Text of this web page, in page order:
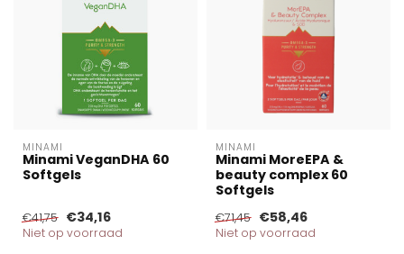
MINAMI
Minami VeganDHA 60
Softgels
€41,75 €34,16
Niet op voorraad
MINAMI
Minami MoreEPA &
beauty complex 60
Softgels
€71,45 €58,46
Niet op voorraad